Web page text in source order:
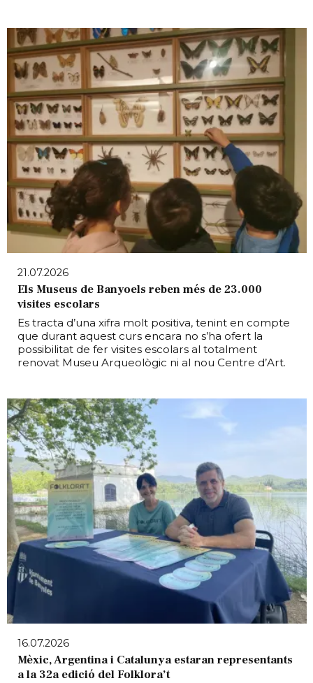
21.07.2026
Els Museus de Banyoels reben més de 23.000
visites escolars
Es tracta d’una xifra molt positiva, tenint en compte
que durant aquest curs encara no s’ha ofert la
possibilitat de fer visites escolars al totalment
renovat Museu Arqueològic ni al nou Centre d’Art.
16.07.2026
Mèxic, Argentina i Catalunya estaran representants
a la 32a edició del Folklora’t